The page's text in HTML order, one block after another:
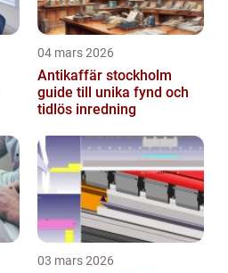
04 mars 2026
Antikaffär stockholm
guide till unika fynd och
tidlös inredning
03 mars 2026